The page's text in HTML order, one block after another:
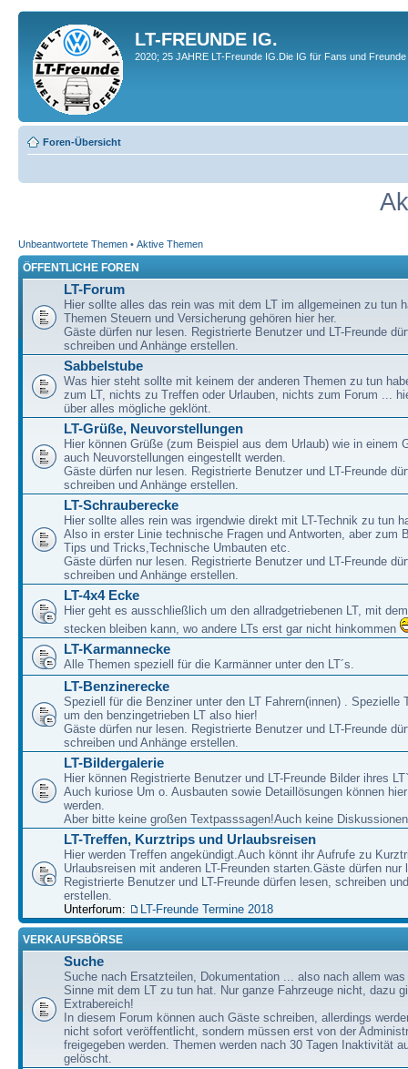
LT-FREUNDE IG.
2020; 25 JAHRE LT-Freunde IG.Die IG für Fans und
Foren-Übersicht
Unbeantwortete Themen • Aktive Themen
ÖFFENTLICHE FOREN
LT-Forum
Hier sollte alles das rein was mit dem LT im allgemeinen zu tun
Themen Steuern und Versicherung gehören hier her.
Gäste dürfen nur lesen. Registrierte Benutzer und LT-Freunde
schreiben und Anhänge erstellen.
Sabbelstube
Was hier steht sollte mit keinem der anderen Themen zu tun
zum LT, nichts zu Treffen oder Urlauben, nichts zum Forum ...
über alles mögliche geklönt.
LT-Grüße, Neuvorstellungen
Hier können Grüße (zum Beispiel aus dem Urlaub) wie in einem
auch Neuvorstellungen eingestellt werden.
Gäste dürfen nur lesen. Registrierte Benutzer und LT-Freunde
schreiben und Anhänge erstellen.
LT-Schrauberecke
Hier sollte alles rein was irgendwie direkt mit LT-Technik zu tun
Also in erster Linie technische Fragen und Antworten, aber zum
Tips und Tricks,Technische Umbauten etc.
Gäste dürfen nur lesen. Registrierte Benutzer und LT-Freunde
schreiben und Anhänge erstellen.
LT-4x4 Ecke
Hier geht es ausschließlich um den allradgetriebenen LT, mit
stecken bleiben kann, wo andere LTs erst gar nicht hinkommen
LT-Karmannecke
Alle Themen speziell für die Karmänner unter den LT´s.
LT-Benzinerecke
Speziell für die Benziner unter den LT Fahrern(innen) . Spezielle
um den benzingetrieben LT also hier!
Gäste dürfen nur lesen. Registrierte Benutzer und LT-Freunde
schreiben und Anhänge erstellen.
LT-Bildergalerie
Hier können Registrierte Benutzer und LT-Freunde Bilder ihres
Auch kuriose Um o. Ausbauten sowie Detaillösungen können
werden.
Aber bitte keine großen Textpasssagen!Auch keine
LT-Treffen, Kurztrips und Urlaubsreisen
Hier werden Treffen angekündigt.Auch könnt ihr Aufrufe zu
Urlaubsreisen mit anderen LT-Freunden starten.Gäste dürfen nur
Registrierte Benutzer und LT-Freunde dürfen lesen, schreiben
erstellen.
Unterforum:
LT-Freunde Termine 2018
VERKAUFSBÖRSE
Suche
Suche nach Ersatzteilen, Dokumentation ... also nach allem
Sinne mit dem LT zu tun hat. Nur ganze Fahrzeuge nicht, dazu
Extrabereich!
In diesem Forum können auch Gäste schreiben, allerdings
nicht sofort veröffentlicht, sondern müssen erst von der
freigegeben werden. Themen werden nach 30 Tagen Inaktivität
gelöscht.